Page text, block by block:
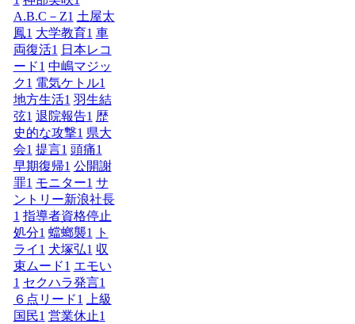
A.B.C－Z1 土屋太
鳳1 大学教育1 車
両復活1 日本レコ
ード1 中嶋マジッ
ク1 電気ケトル1
地方生活1 羽生結
弦1 退院報告1 歴
史的な攻撃1 県大
会1 提言1 頭痛1
早期復帰1 公開謝
罪1 モニター1 サ
ントリー新浪社長
1 指導者資格停止
処分1 蟷螂襲1
ト
ライ 1 犬塚弘1 収
束ムード1 エモい
1 セクハラ発言1
６点リード1
上級
国民1 営業休止1